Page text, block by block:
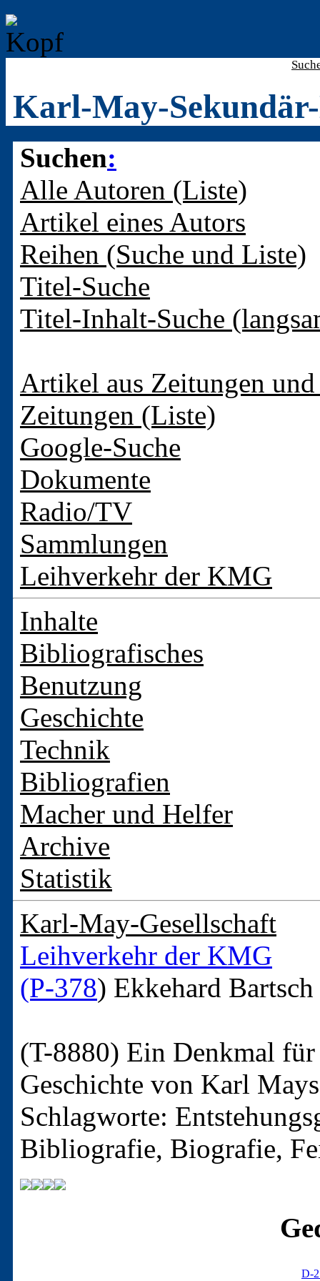
Karl-May-
Suchen:
Alle Autoren (Liste)
Artikel eines Autors
Reihen (Suche und Liste)
Titel-Suche
Titel-Inhalt-Suche
Artikel aus Zeitungen
Zeitungen (Liste)
Google-Suche
Dokumente
Radio/TV
Sammlungen
Leihverkehr der KMG
Inhalte
Bibliografisches
Benutzung
Geschichte
Technik
Bibliografien
Macher und Helfer
Archive
Statistik
Karl-May-Gesellschaft
Leihverkehr der KMG
(P-378) Ekkehard Bartsch
(T-8880) Ein Denkmal
Geschichte von Karl
Schlagworte:
Bibliografie, Biografie,
D-